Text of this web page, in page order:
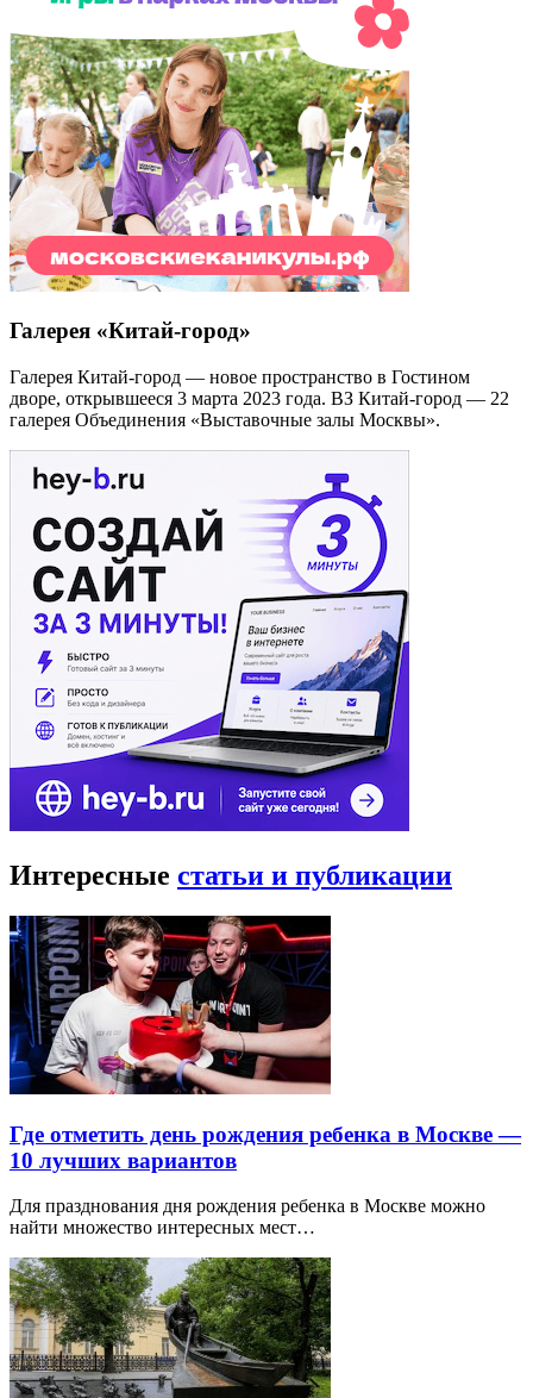
Галерея «Китай-город»
Галерея Китай-город — новое пространство в Гостином
дворе, открывшееся 3 марта 2023 года. ВЗ Китай-город — 22
галерея Объединения «Выставочные залы Москвы».
Интересные статьи и публикации
Где отметить день рождения ребенка в Москве —
10 лучших вариантов
Для празднования дня рождения ребенка в Москве можно
найти множество интересных мест…